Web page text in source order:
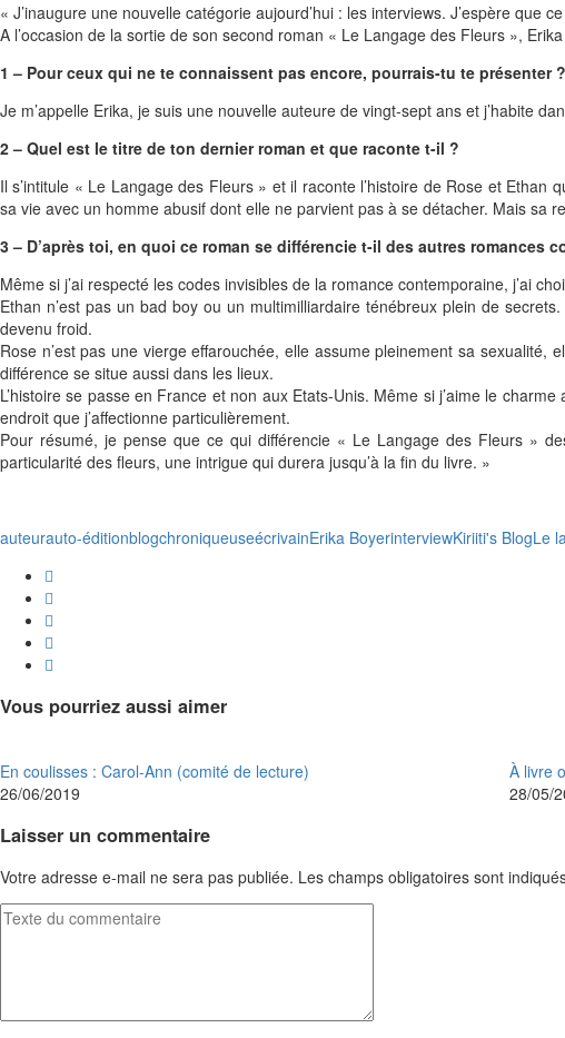
« J’inaugure une nouvelle catégorie aujourd’hui : les interviews. J’espère que
A l’occasion de la sortie de son second roman « Le Langage des Fleurs »,
1 – Pour ceux qui ne te connaissent pas encore, pourrais-tu te présenter ?
Je m’appelle Erika, je suis une nouvelle auteure de vingt-sept ans et j’habite
2 – Quel est le titre de ton dernier roman et que raconte t-il ?
Il s’intitule « Le Langage des Fleurs » et il raconte l’histoire de Rose et
sa vie avec un homme abusif dont elle ne parvient pas à se détacher. Mais sa
3 – D’après toi, en quoi ce roman se différencie t-il des autres romances
Même si j’ai respecté les codes invisibles de la romance contemporaine, j’ai
Ethan n’est pas un bad boy ou un multimilliardaire ténébreux plein de
devenu froid.
Rose n’est pas une vierge effarouchée, elle assume pleinement sa
différence se situe aussi dans les lieux.
L’histoire se passe en France et non aux Etats-Unis. Même si j’aime le
endroit que j’affectionne particulièrement.
Pour résumé, je pense que ce qui différencie « Le Langage des Fleurs »
particularité des fleurs, une intrigue qui durera jusqu’à la fin du livre. »
auteurauto-éditionblogchroniqueuseécrivainErika BoyerinterviewKiriiti's BlogLe
Vous pourriez aussi aimer
En coulisses : Carol-Ann (comité de lecture)
26/06/2019
À livre
28/05/
Laisser un commentaire
Votre adresse e-mail ne sera pas publiée. Les champs obligatoires sont